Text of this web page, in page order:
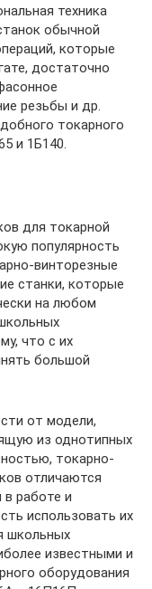
техника
обычной
которые
достаточно
резьбы и др.
токарного
и 1Б140.
для токарной
популярность
винторезные
станки, которые
на любом
что с их
большой
от модели,
из однотипных
токарно-
отличаются
работе и
использовать их
школьных
известными и
оборудования